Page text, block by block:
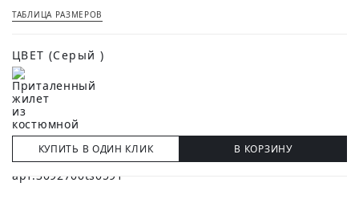
ТАБЛИЦА РАЗМЕРОВ
ЦВЕТ (Серый )
КУПИТЬ В ОДИН КЛИК В КОРЗИНУ